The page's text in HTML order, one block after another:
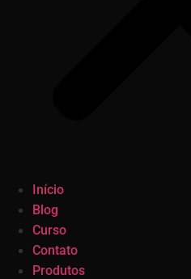
Início
Blog
Curso
Contato
Produtos